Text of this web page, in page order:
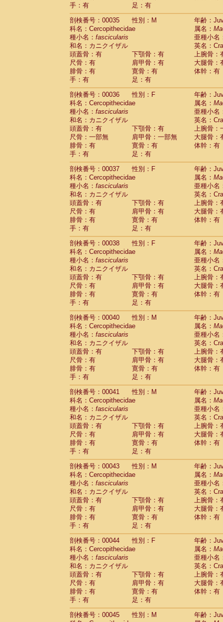
CercopithecidaeCercopithecus
CercopithecidaeCercopithecus
CercopithecidaeCercopithecus
Cercopithecidae
Cercopithecusspp.(0)
Cercopithecidae
Chlorocebus
CercopithecidaeChlorocebus
CercopithecidaeErythrocebus patas
CercopithecidaeMiopithecus talapoin
CercopithecidaeCercopithecinae spp.
CercopithecidaeColobus angolensis
CercopithecidaeColobus guereza (0)
Cercopithecidae Colobus polykomos
Cercopithecidae Piliocolobus badius
Cercopithecidae Kasi senex vetulus(1)
CercopithecidaeKasi senex
CercopithecidaeNasalis larvatus(0)
CercopithecidaePresbytes
CercopithecidaePygathrix nemaeus
CercopithecidaeSemnopithecus
Cercopithecidae
Trachypithecus
Cercopithecidae
Trachypithecus
Cercopithecidae
Trachypithecus
CercopithecidaeTrachypithecus
CercopithecidaeColobinae spp.(0)
CercopithecidaePresbytesinaespp.(0)
CercopithecidaeCercopithecidae
HylobatidaeHoolock hoolock(1)
HylobatidaeHylobates agilis
HylobatidaeHylobates klossii (0)
Hylobatidae
HylobatidaeHylobates moloch(2)
Hylobatidae Hylobates muelleri(0)
HylobatidaeHylobates pileatus(5)
Hylobatidae Hylobates
HylobatidaeHylobateshybrid(1)
HylobatidaeNomascus concolor(0)
HylobatidaeSymphalangus
Hominidae
(0)
Hominidae
Hominidae Gorilla gorilla beringei(0)
Hominidae Gorilla gorilla gorilla(0)
Primates misc.(0)
Scandentia Dendrogale melanura
Scandentia Ptilocercus lowii
ScandentiaTupaia glis
Scandentia
Scandentia
手：有
足：有
剖検番号：00035
性別：M
年齢：
科名：Cercopithecidae
属名：
種小名： fascicularis
亜種小名
和名：カニクイザル
英名：
頭蓋骨：有
下顎骨：有
上腕骨：
尺骨：有
肩甲骨：有
大腿骨：
腓骨：有
寛骨：有
体幹：有
手：有
足：有
剖検番号：00036
性別：F
年齢：
科名：Cercopithecidae
属名：
種小名： fascicularis
亜種小名
和名：カニクイザル
英名：
頭蓋骨：有
下顎骨：有
上腕骨：
尺骨：一部無
肩甲骨：一部無
大腿骨：
腓骨：有
寛骨：有
体幹：有
手：有
足：有
剖検番号：00037
性別：F
年齢：
科名：Cercopithecidae
属名：
種小名： fascicularis
亜種小名
和名：カニクイザル
英名：
頭蓋骨：有
下顎骨：有
上腕骨：
尺骨：有
肩甲骨：有
大腿骨：
腓骨：有
寛骨：有
体幹：有
手：有
足：有
剖検番号：00038
性別：F
年齢：
科名：Cercopithecidae
属名：
種小名： fascicularis
亜種小名
和名：カニクイザル
英名：
頭蓋骨：有
下顎骨：有
上腕骨：
尺骨：有
肩甲骨：有
大腿骨：
腓骨：有
寛骨：有
体幹：有
手：有
足：有
剖検番号：00040
性別：M
年齢：
科名：Cercopithecidae
属名：
種小名： fascicularis
亜種小名
和名：カニクイザル
英名：
頭蓋骨：有
下顎骨：有
上腕骨：
尺骨：有
肩甲骨：有
大腿骨：
腓骨：有
寛骨：有
体幹：有
手：有
足：有
剖検番号：00041
性別：M
年齢：
科名：Cercopithecidae
属名：
種小名： fascicularis
亜種小名
和名：カニクイザル
英名：
頭蓋骨：有
下顎骨：有
上腕骨：
尺骨：有
肩甲骨：有
大腿骨：
腓骨：有
寛骨：有
体幹：有
手：有
足：有
剖検番号：00043
性別：M
年齢：
科名：Cercopithecidae
属名：
種小名： fascicularis
亜種小名
和名：カニクイザル
英名：
頭蓋骨：有
下顎骨：有
上腕骨：
尺骨：有
肩甲骨：有
大腿骨：
腓骨：有
寛骨：有
体幹：有
手：有
足：有
剖検番号：00044
性別：F
年齢：
科名：Cercopithecidae
属名：
種小名： fascicularis
亜種小名
和名：カニクイザル
英名：
頭蓋骨：有
下顎骨：有
上腕骨：
尺骨：有
肩甲骨：有
大腿骨：
腓骨：有
寛骨：有
体幹：有
手：有
足：有
剖検番号：00045
性別：M
年齢：